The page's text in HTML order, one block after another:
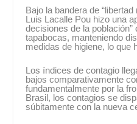
Bajo la bandera de
Luis Lacalle Pou hizo una
decisiones de la
tapabocas, manteniendo
medidas de higiene, lo que
Los índices de contagio
bajos comparativamente
fundamentalmente por la
Brasil, los contagios se
súbitamente con la nueva